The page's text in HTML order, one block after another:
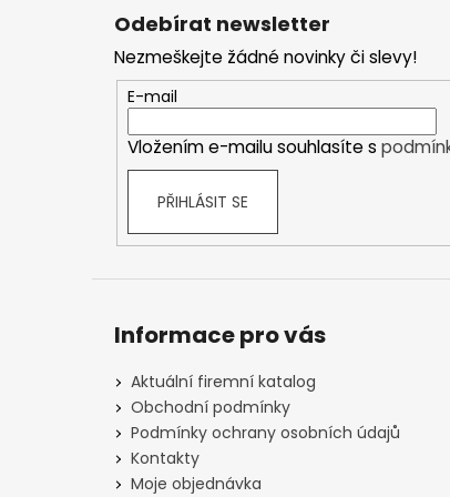
Odebírat newsletter
Nezmeškejte žádné novinky či slevy!
E-mail
Vložením e-mailu souhlasíte s
PŘIHLÁSIT SE
Informace pro vás
Aktuální firemní katalog
Obchodní podmínky
Podmínky ochrany osobních údajů
Kontakty
Moje objednávka